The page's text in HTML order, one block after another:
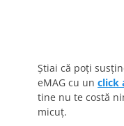
Știai că poți
eMAG cu un click
tine nu te costă
micuț.